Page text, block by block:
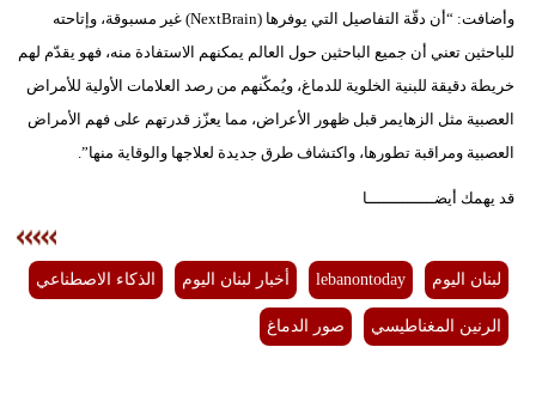
وأضافت: “أن دقّة التفاصيل التي يوفرها (NextBrain) غير مسبوقة، وإتاحته
للباحثين تعني أن جميع الباحثين حول العالم يمكنهم الاستفادة منه، فهو يقدّم لهم
خريطة دقيقة للبنية الخلوية للدماغ، ويُمكّنهم من رصد العلامات الأولية للأمراض
العصبية مثل الزهايمر قبل ظهور الأعراض، مما يعزّز قدرتهم على فهم الأمراض
العصبية ومراقبة تطورها، واكتشاف طرق جديدة لعلاجها والوقاية منها”.
قد يهمك أيضــــــــــــــا
لبنان اليوم lebanontoday أخبار لبنان اليوم الذكاء الاصطناعي
الرنين المغناطيسي صور الدماغ